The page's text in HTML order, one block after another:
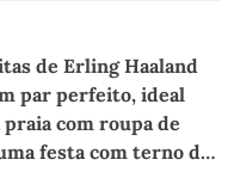
de Erling Haaland
par perfeito, ideal
com roupa de
festa com terno de